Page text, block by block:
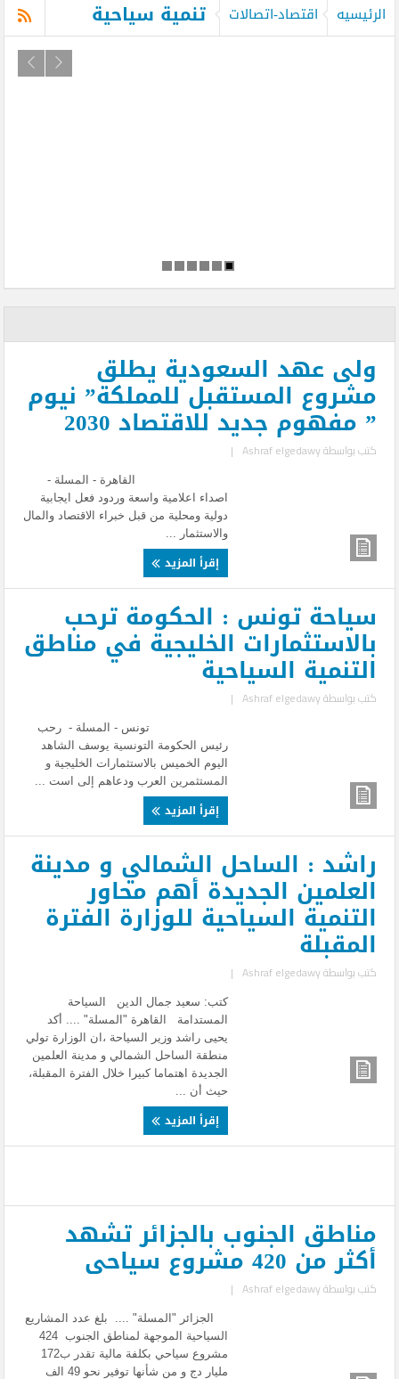
الرئيسيه اقتصاد-اتصالات تنمية سياحية
ولى عهد السعودية يطلق
مشروع المستقبل للمملكة” نيوم
” مفهوم جديد للاقتصاد 2030
كتب بواسطةAshraf elgedawy
|
القاهرة - المسلة -
اصداء اعلامية واسعة وردود فعل ايجابية
دولية ومحلية من قبل خبراء الاقتصاد والمال
والاستثمار ...
إقرأ المزيد
سياحة تونس : الحكومة ترحب
بالاستثمارات الخليجية في مناطق
التنمية السياحية
كتب بواسطةAshraf elgedawy
|
تونس - المسلة - رحب
رئيس الحكومة التونسية يوسف الشاهد
اليوم الخميس بالاستثمارات الخليجية و
المستثمرين العرب ودعاهم إلى است ...
إقرأ المزيد
راشد : الساحل الشمالي و مدينة
العلمين الجديدة أهم محاور
التنمية السياحية للوزارة الفترة
المقبلة
كتب بواسطةAshraf elgedawy
|
كتب: سعيد جمال الدين السياحة
المستدامة القاهرة "المسلة" .... أكد
يحيى راشد وزير السياحة ،ان الوزارة تولي
منطقة الساحل الشمالي و مدينة العلمين
الجديدة اهتماما كبيرا خلال الفترة المقبلة،
حيث أن ...
إقرأ المزيد
مناطق الجنوب بالجزائر تشهد
أكثر من 420 مشروع سياحى
كتب بواسطةAshraf elgedawy
|
الجزائر "المسلة" .... بلغ عدد المشاريع
السياحية الموجهة لمناطق الجنوب 424
مشروع سياحي بكلفة مالية تقدر ب172
مليار دج و من شأنها توفير نحو 49 الف